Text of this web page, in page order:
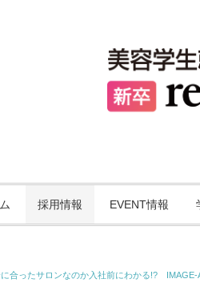
採用情報 EVENT情報
に合ったサロンなのか入社前にわかる!? IMAGE-